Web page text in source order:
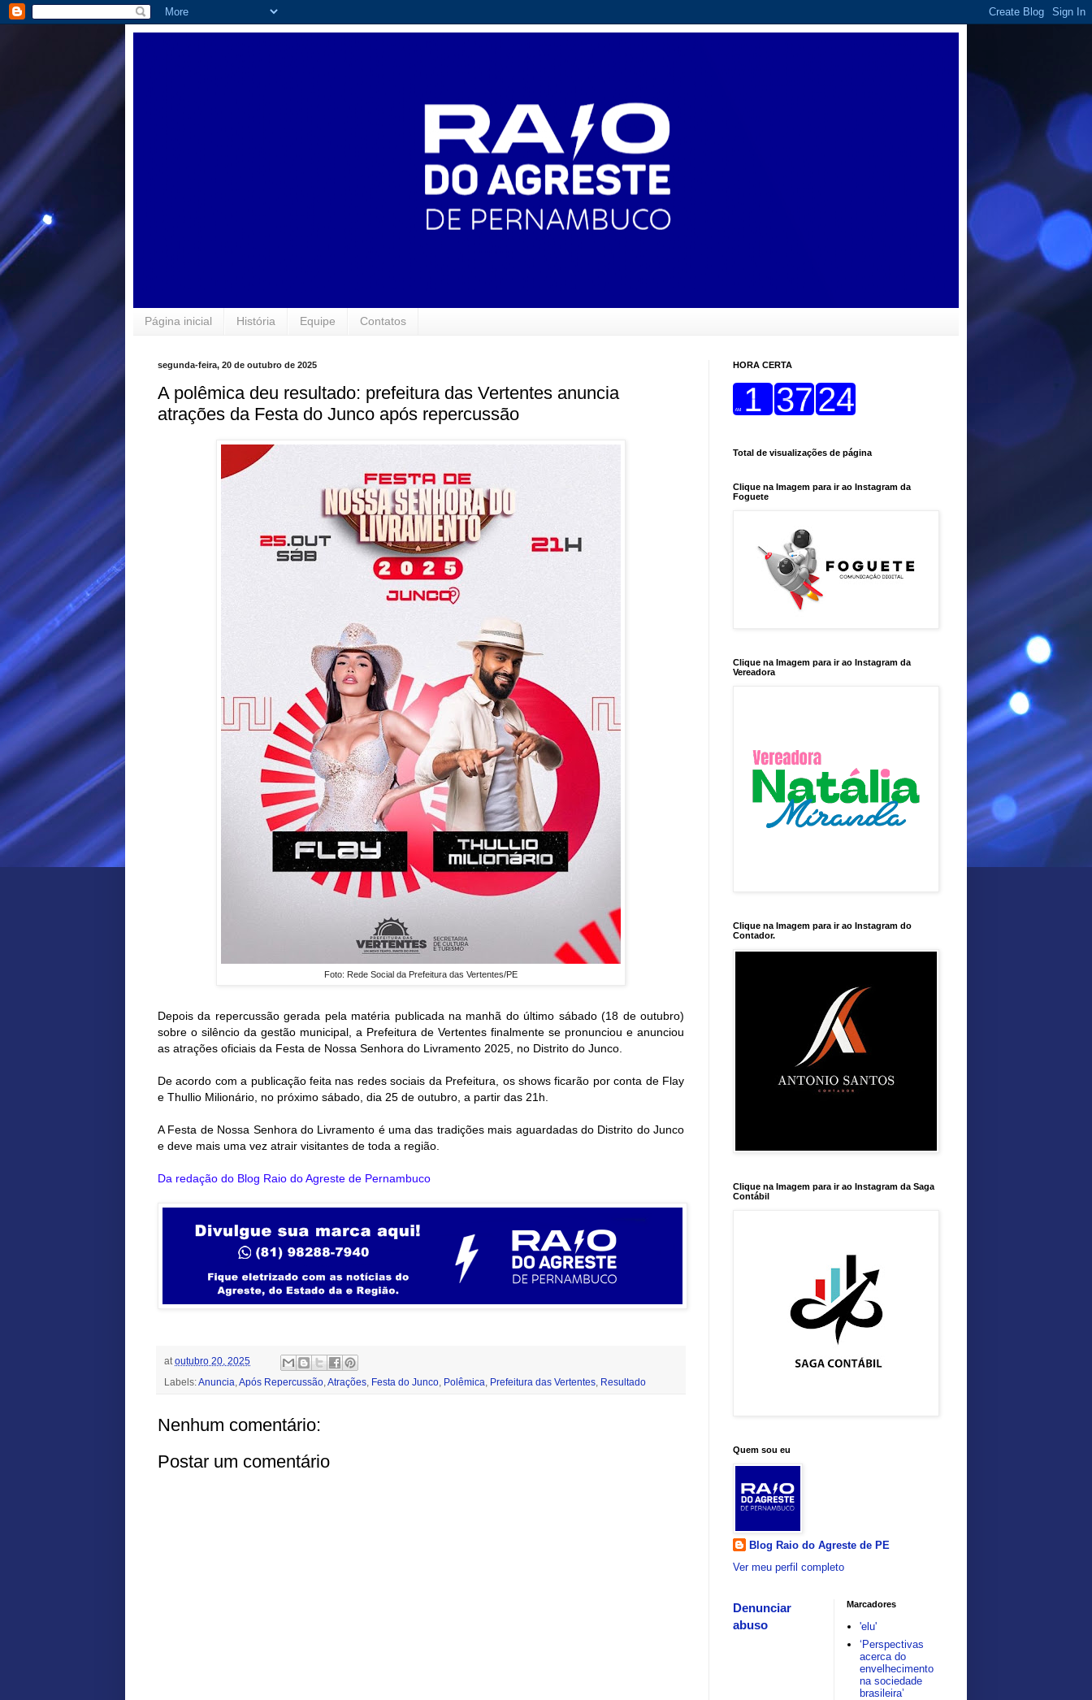
Página inicial História Equipe Contatos
segunda-feira, 20 de outubro de 2025
A polêmica deu resultado: prefeitura das Vertentes anuncia
atrações da Festa do Junco após repercussão
Foto: Rede Social da Prefeitura das Vertentes/PE
Depois da repercussão gerada pela matéria publicada na manhã do último sábado (18 de outubro)
sobre o silêncio da gestão municipal, a Prefeitura de Vertentes finalmente se pronunciou e anunciou
as atrações oficiais da Festa de Nossa Senhora do Livramento 2025, no Distrito do Junco.
De acordo com a publicação feita nas redes sociais da Prefeitura, os shows ficarão por conta de Flay
e Thullio Milionário, no próximo sábado, dia 25 de outubro, a partir das 21h.
A Festa de Nossa Senhora do Livramento é uma das tradições mais aguardadas do Distrito do Junco
e deve mais uma vez atrair visitantes de toda a região.
Da redação do Blog Raio do Agreste de Pernambuco
at outubro 20, 2025
Labels:Anuncia Após Repercussão Atrações Festa do Junco Polêmica Prefeitura das Vertentes Resultado
Nenhum comentário:
Postar um comentário
HORA CERTA
Total de visualizações de página
Clique na Imagem para ir ao Instagram da
Foguete
Clique na Imagem para ir ao Instagram da
Vereadora
Clique na Imagem para ir ao Instagram do
Contador.
Clique na Imagem para ir ao Instagram da Saga
Contábil
Quem sou eu
Blog Raio do Agreste de PE
Ver meu perfil completo
Denunciar
abuso
Marcadores
'elu'
‘Perspectivas
acerca do
envelhecimento
na sociedade
brasileira’